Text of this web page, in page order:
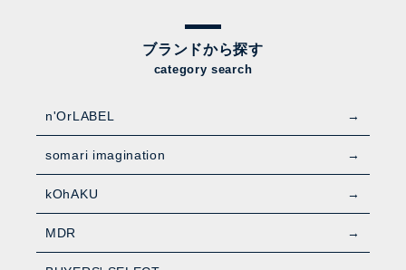
ブランドから探す
category search
n'OrLABEL
somari imagination
kOhAKU
MDR